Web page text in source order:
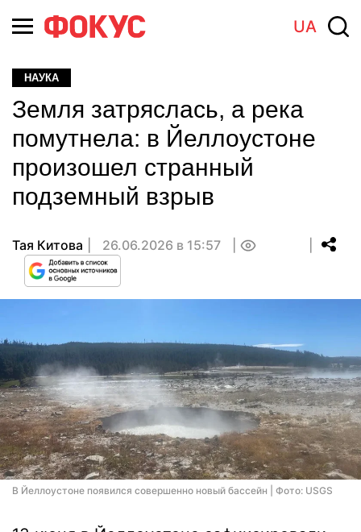
UA
НАУКА
Земля затряслась, а река
помутнела: в Йеллоустоне
произошел странный
подземный взрыв
Тая Китова 26.06.2026 в 15:57
В Йеллоустоне появился совершенно новый бассейн | Фото: USGS